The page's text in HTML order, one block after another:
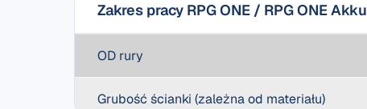
Zakres pracy RPG ONE / RPG ONE Akku
OD rury
Grubość ścianki (zależna od materiału)